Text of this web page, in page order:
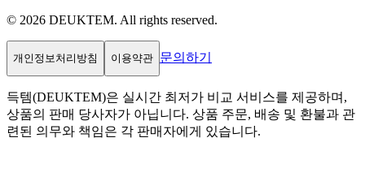
© 2026 DEUKTEM. All rights reserved.
개인정보처리방침 이용약관 문의하기
득템(DEUKTEM)은 실시간 최저가 비교 서비스를 제공하며,
상품의 판매 당사자가 아닙니다. 상품 주문, 배송 및 환불과 관
련된 의무와 책임은 각 판매자에게 있습니다.